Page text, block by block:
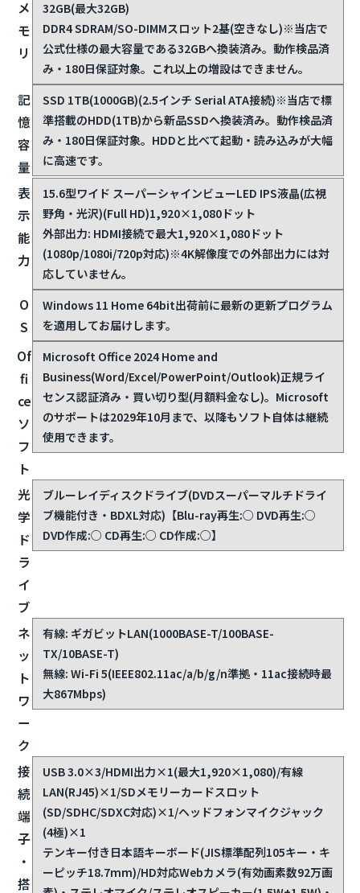
メ
モ
リ
32GB(最大32GB)
DDR4 SDRAM/SO-DIMMスロット2基(空きなし)※当店で
公式仕様の最大容量である32GBへ換装済み。動作検品済
み・180日保証対象。これ以上の増設はできません。
記
憶
容
量
SSD 1TB(1000GB)(2.5インチ Serial ATA接続)※当店で標
準搭載のHDD(1TB)から新品SSDへ換装済み。動作検品済
み・180日保証対象。HDDと比べて起動・読み込みが大幅
に高速です。
表
示
能
力
15.6型ワイド スーパーシャインビューLED IPS液晶(広視
野角・光沢)(Full HD)1,920×1,080ドット
外部出力: HDMI接続で最大1,920×1,080ドット
(1080p/1080i/720p対応)※4K解像度での外部出力には対
応していません。
O
S
Windows 11 Home 64bit出荷前に最新の更新プログラム
を適用してお届けします。
Of
fi
ce
ソ
フ
ト
Microsoft Office 2024 Home and
Business(Word/Excel/PowerPoint/Outlook)正規ライ
センス認証済み・買い切り型(月額料金なし)。Microsoft
のサポートは2029年10月まで、以降もソフト自体は継続
使用できます。
光
学
ド
ラ
イ
ブ
ブルーレイディスクドライブ(DVDスーパーマルチドライ
ブ機能付き・BDXL対応)【Blu-ray再生:○ DVD再生:○
DVD作成:○ CD再生:○ CD作成:○】
ネ
ッ
ト
ワ
ー
ク
有線: ギガビットLAN(1000BASE-T/100BASE-
TX/10BASE-T)
無線: Wi-Fi 5(IEEE802.11ac/a/b/g/n準拠・11ac接続時最
大867Mbps)
接
続
端
子
・
搭
USB 3.0×3/HDMI出力×1(最大1,920×1,080)/有線
LAN(RJ45)×1/SDメモリーカードスロット
(SD/SDHC/SDXC対応)×1/ヘッドフォンマイクジャック
(4極)×1
テンキー付き日本語キーボード(JIS標準配列105キー・キ
ーピッチ18.7mm)/HD対応Webカメラ(有効画素数92万画